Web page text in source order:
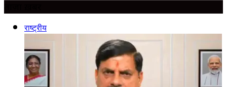
राष्ट्रीय